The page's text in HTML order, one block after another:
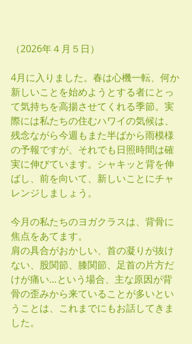
（2026年４月５日）
4月に入りました。春は心機一転、何か
新しいことを始めようとする者にとっ
て気持ちを高揚させてくれる季節。実
際には私たちの住むハワイの気候は、
残念ながら今週もまた半ばから雨模様
の予報ですが、それでも日照時間は確
実に伸びています。シャキッと背を伸
ばし、前を向いて、新しいことにチャ
レンジしましょう。
今月の私たちのヨガクラスは、背骨に
焦点をあてます。
肩の具合がおかしい、首の凝りが抜け
ない、股関節、膝関節、足首の片方だ
けが痛い…という場合、主な原因が背
骨の歪みから来ていることが多いとい
うことは、これまでにもお話してきま
した。